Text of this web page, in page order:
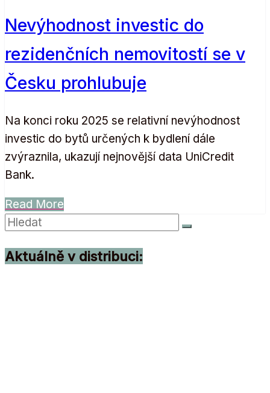
Nevýhodnost investic do
rezidenčních nemovitostí se v
Česku prohlubuje
Na konci roku 2025 se relativní nevýhodnost
investic do bytů určených k bydlení dále
zvýraznila, ukazují nejnovější data UniCredit
Bank.
Read More
Aktuálně v distribuci: